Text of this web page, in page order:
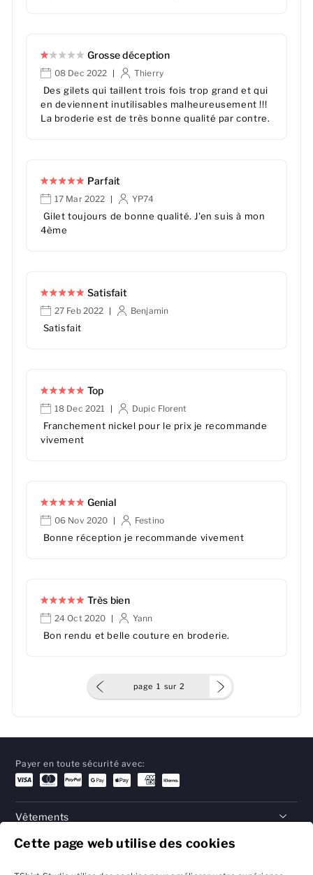
Cette page web utilise des cookies
Grosse déception
08 Dec 2022 | Thierry
Des gilets qui taillent trois fois trop grand et qui
en deviennent inutilisables malheureusement !!!
La broderie est de très bonne qualité par contre.
Parfait
17 Mar 2022 | YP74
Gilet toujours de bonne qualité. J'en suis à mon
4ème
Satisfait
27 Feb 2022 | Benjamin
Satisfait
Top
18 Dec 2021 | Dupic Florent
Franchement nickel pour le prix je recommande
vivement
Genial
06 Nov 2020 | Festino
Bonne réception je recommande vivement
Très bien
24 Oct 2020 | Yann
Bon rendu et belle couture en broderie.
page 1 sur 2
Payer en toute sécurité avec:
Vêtements
Cadeaux